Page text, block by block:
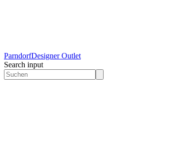
ParndorfDesigner Outlet
Search input